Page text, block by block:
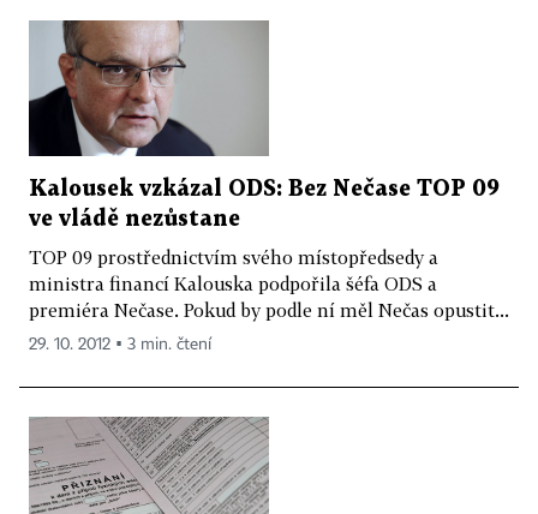
Kalousek vzkázal ODS: Bez Nečase TOP 09
ve vládě nezůstane
TOP 09 prostřednictvím svého místopředsedy a
ministra financí Kalouska podpořila šéfa ODS a
premiéra Nečase. Pokud by podle ní měl Nečas opustit...
29. 10. 2012 ▪ 3 min. čtení